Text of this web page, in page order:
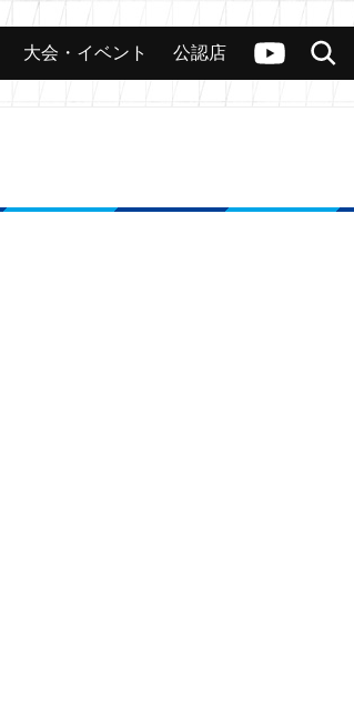
ヴァンガードch
検索
大会 公認店舗 その他
大会・イベント 公認店